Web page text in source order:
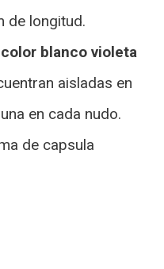
de longitud.
blanco violeta
aisladas en
en cada nudo.
de capsula